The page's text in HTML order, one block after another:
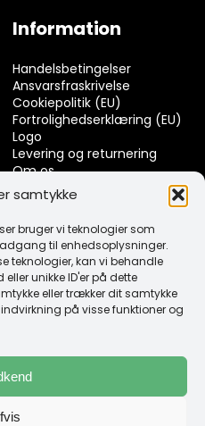
samtykke
bruger vi teknologier som
til enhedsoplysninger.
teknologier, kan vi behandle
unikke ID'er på dette
eller trækker dit samtykke
på visse funktioner og
Information
Handelsbetingelser
Ansvarsfraskrivelse
Cookiepolitik (EU)
Fortrolighedserklæring (EU)
Logo
Levering og returnering
Om os
Kontakt